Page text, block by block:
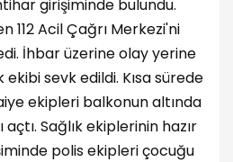
girişiminde bulundu.
112 Acil Çağrı Merkezi'ni
İhbar üzerine olay yerine
ekibi sevk edildi. Kısa sürede
ekipleri balkonun altında
Sağlık ekiplerinin hazır
polis ekipleri çocuğu